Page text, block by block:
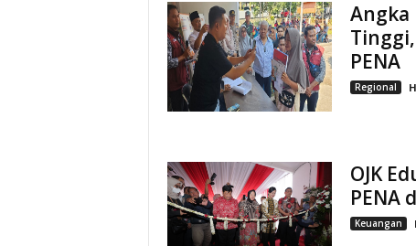
Angka
PENA
Regional
OJK
PENA
Keuangan